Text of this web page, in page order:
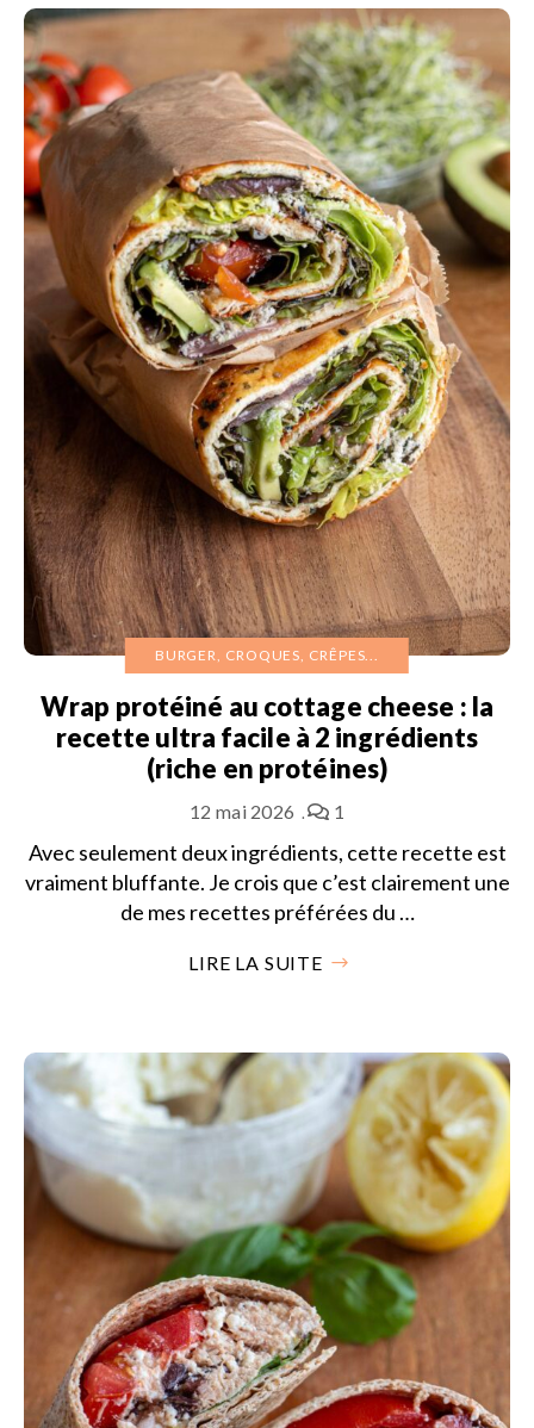
BURGER, CROQUES, CRÊPES...
Wrap protéiné au cottage cheese : la
recette ultra facile à 2 ingrédients
(riche en protéines)
12 mai 2026 1
Avec seulement deux ingrédients, cette recette est
vraiment bluffante. Je crois que c’est clairement une
de mes recettes préférées du …
LIRE LA SUITE